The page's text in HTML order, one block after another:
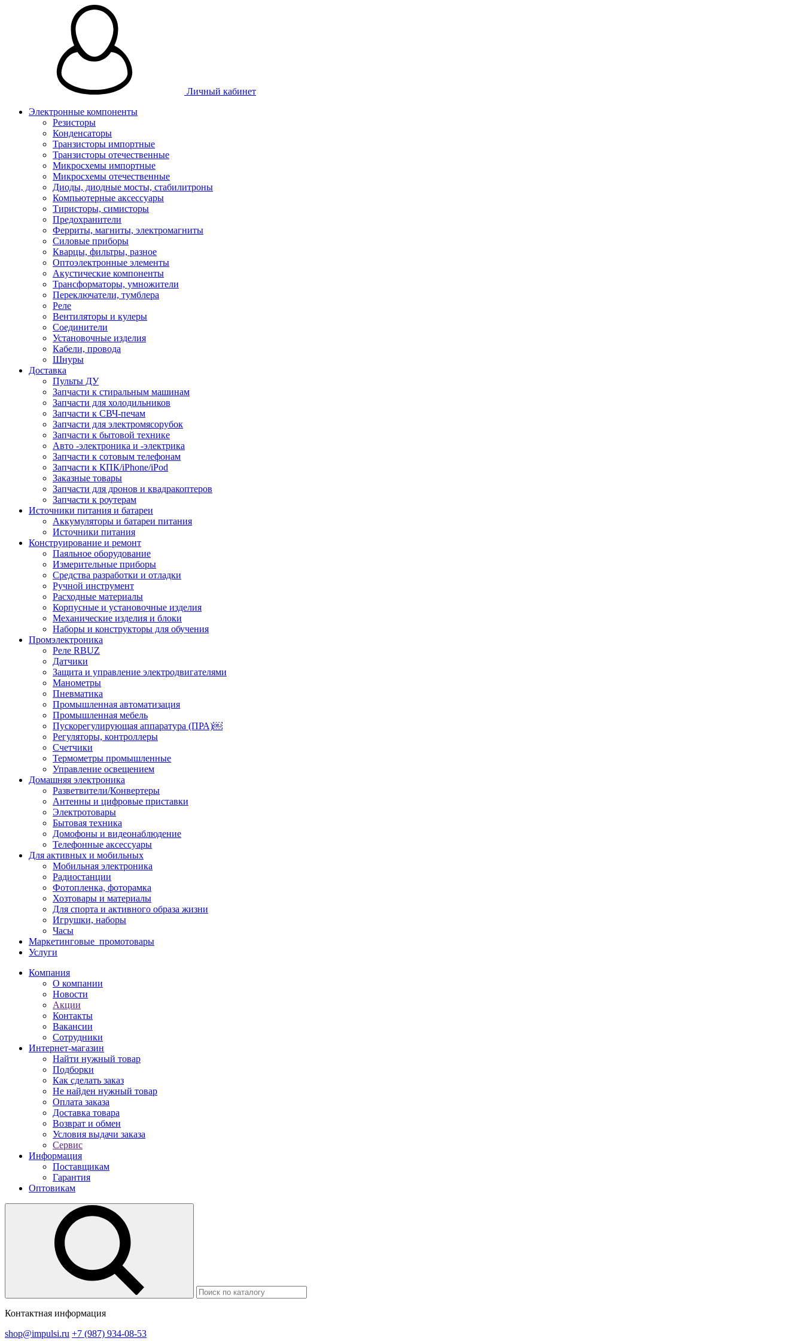
Личный кабинет
Электронные компоненты
Резисторы
Конденсаторы
Транзисторы импортные
Транзисторы отечественные
Микросхемы импортные
Микросхемы отечественные
Диоды, диодные мосты, стабилитроны
Компьютерные аксессуары
Тиристоры, симисторы
Предохранители
Ферриты, магниты, электромагниты
Силовые приборы
Кварцы, фильтры, разное
Оптоэлектронные элементы
Акустические компоненты
Трансформаторы, умножители
Переключатели, тумблера
Реле
Вентиляторы и кулеры
Соединители
Установочные изделия
Кабели, провода
Шнуры
Доставка
Пульты ДУ
Запчасти к стиральным машинам
Запчасти для холодильников
Запчасти к СВЧ-печам
Запчасти для электромясорубок
Запчасти к бытовой технике
Авто -электроника и -электрика
Запчасти к сотовым телефонам
Запчасти к КПК/iPhone/iPod
Заказные товары
Запчасти для дронов и квадракоптеров
Запчасти к роутерам
Источники питания и батареи
Аккумуляторы и батареи питания
Источники питания
Конструирование и ремонт
Паяльное оборудование
Измерительные приборы
Средства разработки и отладки
Ручной инструмент
Расходные материалы
Корпусные и установочные изделия
Механические изделия и блоки
Наборы и конструкторы для обучения
Промэлектроника
Реле RBUZ
Датчики
Защита и управление электродвигателями
Манометры
Пневматика
Промышленная автоматизация
Промышленная мебель
Пускорегулирующая аппаратура (ПРА)￼
Регуляторы, контроллеры
Счетчики
Термометры промышленные
Управление освещением
Домашняя электроника
Разветвители/Конвертеры
Антенны и цифровые приставки
Электротовары
Бытовая техника
Домофоны и видеонаблюдение
Телефонные аксессуары
Для активных и мобильных
Мобильная электроника
Радиостанции
Фотопленка, фоторамка
Хозтовары и материалы
Для спорта и активного образа жизни
Игрушки, наборы
Часы
Маркетинговые_промотовары
Услуги
Компания
О компании
Новости
Акции
Контакты
Вакансии
Сотрудники
Интернет-магазин
Найти нужный товар
Подборки
Как сделать заказ
Не найден нужный товар
Оплата заказа
Доставка товара
Возврат и обмен
Условия выдачи заказа
Сервис
Информация
Поставщикам
Гарантия
Оптовикам
Контактная информация
shop@impulsi.ru +7 (987) 934-08-53